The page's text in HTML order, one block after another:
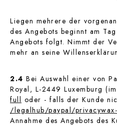
Liegen mehrere der
des Angebots beginnt am
Angebots folgt. Nimmt der
mehr an seine
2.4 Bei Auswahl einer von
Royal, L-2449 Luxemburg
full oder - falls der Kunde
/legalhub/paypal/
Annahme des Angebots des